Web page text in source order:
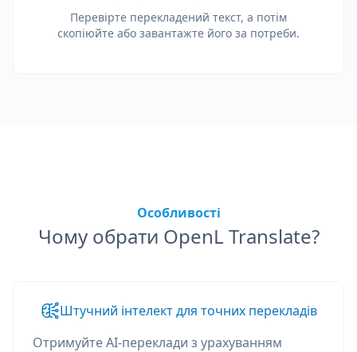
Перевірте перекладений текст, а потім
скопіюйте або завантажте його за потреби.
Особливості
Чому обрати OpenL Translate?
Штучний інтелект для точних перекладів
Отримуйте AI-переклади з урахуванням